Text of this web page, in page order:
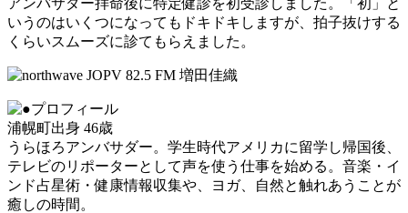
アンバサダー拝命後に特定健診を初受診しました。「初」と
いうのはいくつになってもドキドキしますが、拍子抜けする
くらいスムーズに診てもらえました。
浦幌町出身 46歳
うらほろアンバサダー。学生時代アメリカに留学し帰国後、
テレビのリポーターとして声を使う仕事を始める。音楽・イ
ンド占星術・健康情報収集や、ヨガ、自然と触れあうことが
癒しの時間。